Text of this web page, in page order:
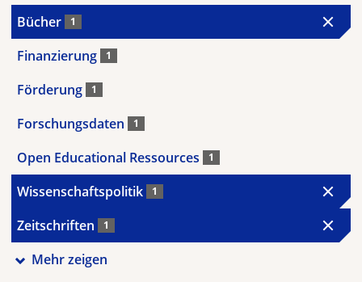
Bücher 1
Finanzierung 1
Förderung 1
Forschungsdaten 1
Open Educational Ressources 1
Wissenschaftspolitik 1
Zeitschriften 1
Mehr zeigen